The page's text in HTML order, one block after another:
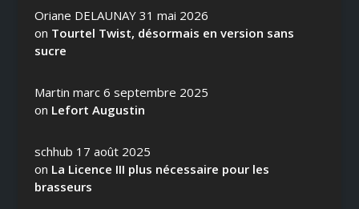
Oriane DELAUNAY 31 mai 2026
on Tourtel Twist, désormais en version sans
sucre
Martin marc 6 septembre 2025
on Lefort Augustin
schhub 17 août 2025
on La Licence III plus nécessaire pour les
brasseurs